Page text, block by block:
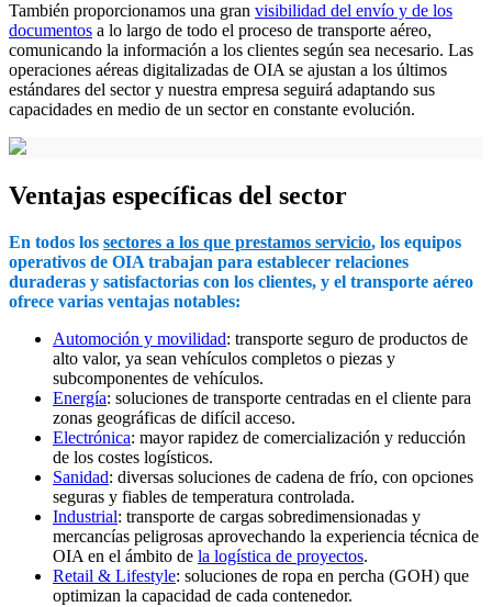
También proporcionamos una gran visibilidad del envío y de los
documentos a lo largo de todo el proceso de transporte aéreo,
comunicando la información a los clientes según sea necesario. Las
operaciones aéreas digitalizadas de OIA se ajustan a los últimos
estándares del sector y nuestra empresa seguirá adaptando sus
capacidades en medio de un sector en constante evolución.
Ventajas específicas del sector
En todos los sectores a los que prestamos servicio, los equipos
operativos de OIA trabajan para establecer relaciones
duraderas y satisfactorias con los clientes, y el transporte aéreo
ofrece varias ventajas notables:
Automoción y movilidad: transporte seguro de productos de
alto valor, ya sean vehículos completos o piezas y
subcomponentes de vehículos.
Energía: soluciones de transporte centradas en el cliente para
zonas geográficas de difícil acceso.
Electrónica: mayor rapidez de comercialización y reducción
de los costes logísticos.
Sanidad: diversas soluciones de cadena de frío, con opciones
seguras y fiables de temperatura controlada.
Industrial: transporte de cargas sobredimensionadas y
mercancías peligrosas aprovechando la experiencia técnica de
OIA en el ámbito de la logística de proyectos.
Retail & Lifestyle: soluciones de ropa en percha (GOH) que
optimizan la capacidad de cada contenedor.